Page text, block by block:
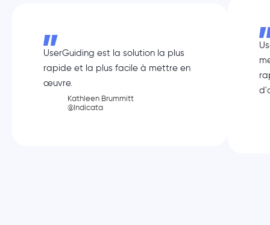
UserGuiding est la solution la plus
rapide et la plus facile à mettre en
œuvre.
Kathleen Brummitt
@Indicata